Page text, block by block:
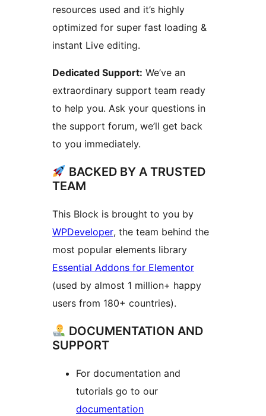
resources used and it’s highly
optimized for super fast loading &
instant Live editing.
Dedicated Support: We’ve an
extraordinary support team ready
to help you. Ask your questions in
the support forum, we’ll get back
to you immediately.
BACKED BY A TRUSTED
TEAM
This Block is brought to you by
WPDeveloper, the team behind the
most popular elements library
Essential Addons for Elementor
(used by almost 1 million+ happy
users from 180+ countries).
DOCUMENTATION AND
SUPPORT
For documentation and
tutorials go to our
documentation